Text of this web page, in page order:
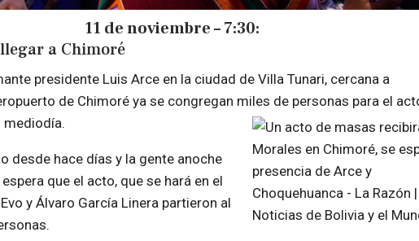
11 de noviembre – 7:30:
a Chimoré
presidente Luis Arce en la ciudad de Villa Tunari, cercana a
de Chimoré ya se congregan miles de personas para el
mediodía.
desde hace días y la gente anoche
que el acto, que se hará en el
y Álvaro García Linera partieron al